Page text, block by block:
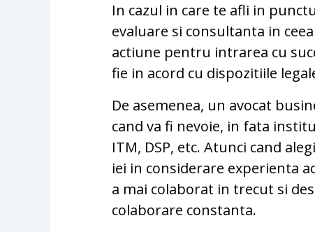
In cazul in care te afli in
evaluare si consultanta in
actiune pentru intrarea cu
fie in acord cu dispozitiile
De asemenea, un avocat
cand va fi nevoie, in fata
ITM, DSP, etc. Atunci cand
iei in considerare experienta
a mai colaborat in trecut si
colaborare constanta.